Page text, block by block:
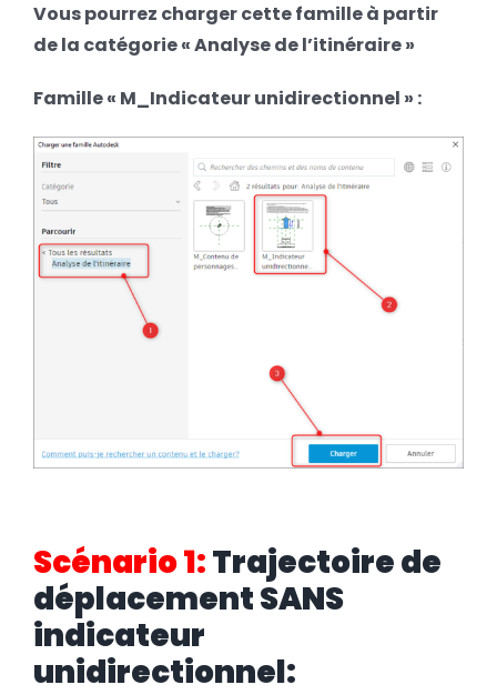
Vous pourrez charger cette famille à partir
de la catégorie « Analyse de l’itinéraire »
Famille « M_Indicateur unidirectionnel » :
Scénario 1:Trajectoire de
déplacement SANS
indicateur
unidirectionnel: